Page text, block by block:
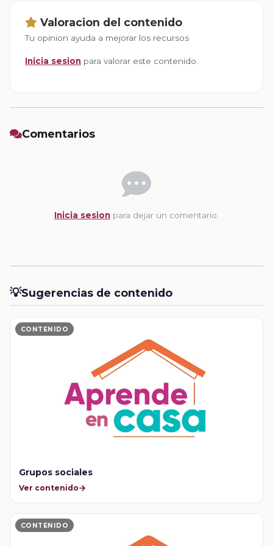
Valoracion del contenido
Tu opinion ayuda a mejorar los recursos
Inicia sesion para valorar este contenido.
Comentarios
Inicia sesion para dejar un comentario.
💡Sugerencias de contenido
CONTENIDO
Grupos sociales
Ver contenido
CONTENIDO